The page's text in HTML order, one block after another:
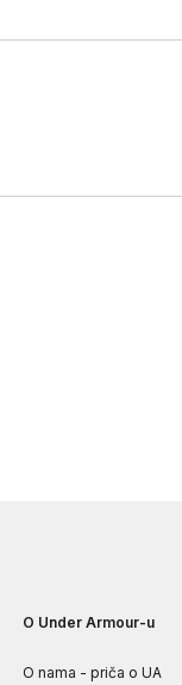
O Under Armour-u
O nama - priča o UA